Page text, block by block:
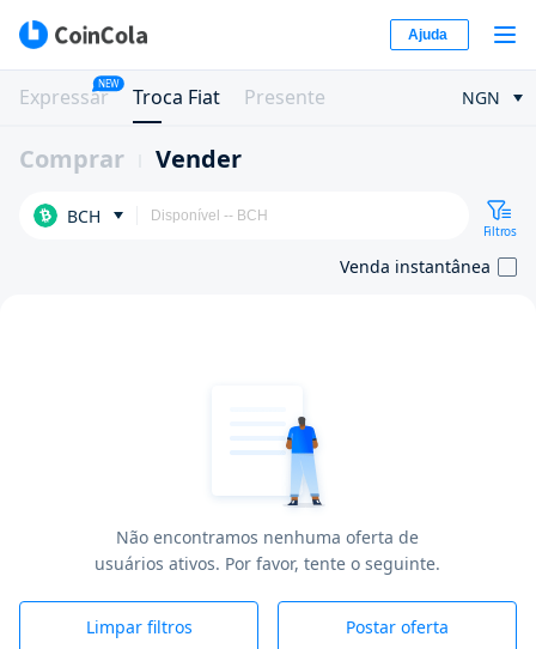
Ajuda
Expressar
NEW
Troca Fiat Presente NGN
Comprar Vender
BCH
Filtros
Venda instantânea
Não encontramos nenhuma oferta de
usuários ativos. Por favor, tente o seguinte.
Limpar filtros Postar oferta